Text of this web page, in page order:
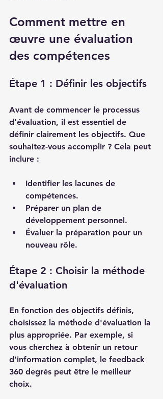
Comment mettre en
œuvre une évaluation
des compétences
Étape 1 : Définir les objectifs
Avant de commencer le processus
d'évaluation, il est essentiel de
définir clairement les objectifs. Que
souhaitez-vous accomplir ? Cela peut
inclure :
Identifier les lacunes de
compétences.
Préparer un plan de
développement personnel.
Évaluer la préparation pour un
nouveau rôle.
Étape 2 : Choisir la méthode
d'évaluation
En fonction des objectifs définis,
choisissez la méthode d'évaluation la
plus appropriée. Par exemple, si
vous cherchez à obtenir un retour
d'information complet, le feedback
360 degrés peut être le meilleur
choix.